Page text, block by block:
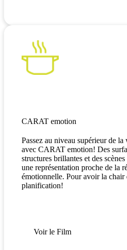
CARAT emotion
Passez au niveau supérieur de
avec CARAT emotion! Des
structures brillantes et des
une représentation proche de la
émotionnelle. Pour avoir la chair
planification!
Voir le Film